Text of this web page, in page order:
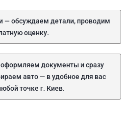
— обсуждаем детали, проводим
оценку.
документы и сразу
авто — в удобное для вас
точке г. Киев.